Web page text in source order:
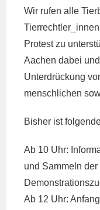
Wir rufen alle
Protest zu
Aachen dabei
Unterdrückung
menschlichen
Bisher ist
Ab 10 Uhr:
und Sammeln
Ab 12 Uhr: